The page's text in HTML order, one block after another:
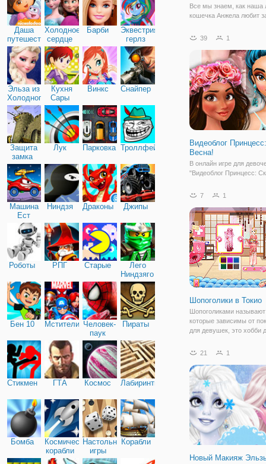
Даша
путешественница
Холодное
сердце
Барби
Эквестрия
герлз
Эльза из
Холодного
сердца
Кухня
Сары
Винкс Снайпер
Защита
замка
Лук Парковка Троллфейс
Машина
Ест
Машину
Ниндзя Драконы Джипы
Роботы РПГ Старые
Лего
Ниндзяго
Бен 10 Мстители Человек-
паук
Пираты
Стикмен ГТА Космос Лабиринты
Бомба
Космические
корабли
Настольные
игры
Корабли
Все мы знаем, как наша
кошечка Анжела любит
красивый и модный вид.
родит милого ребеночка
мужа Тома. Сегодня
день, когда
39 1
Видеоблог
Весна!
В онлайн игре для
"Видеоблог Принцесс:
ведут свой блог о моде
присоединиться, ведь
готовят новый материал
весеннем стиле.
7 1
Шопоголики в Токио
Шопоголиками
которые зависимы от
для девушек, это хобби
подружки отправились
колоритные ткани,
светлые
21 1
Новый Макияж